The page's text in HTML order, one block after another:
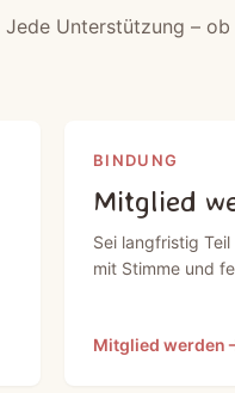
Jede Unterstützung –
BINDUNG
Mitglied
Sei langfristig
mit Stimme und
Mitglied werden